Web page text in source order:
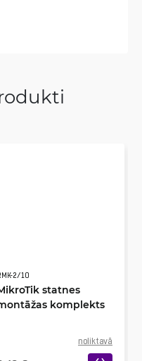
2/10
statnes
komplekts
noliktavā